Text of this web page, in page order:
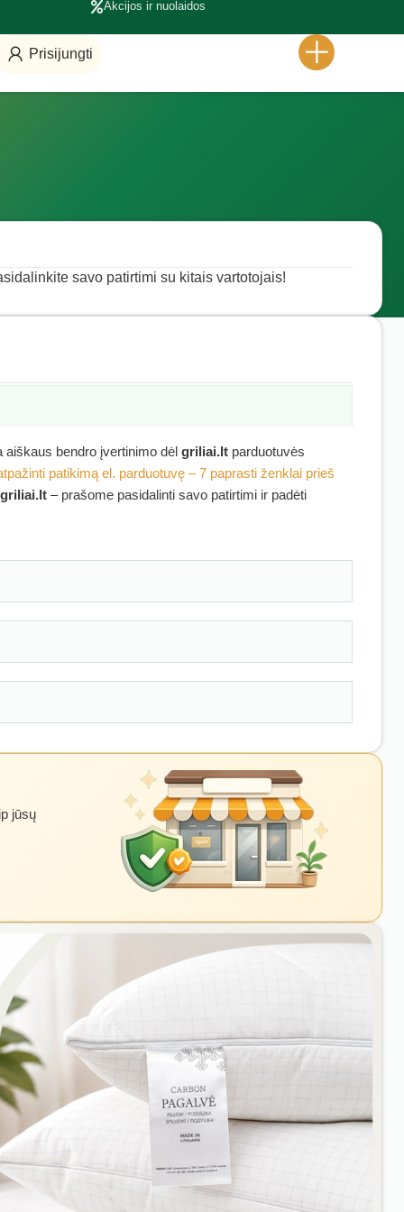
Akcijos ir nuolaidos
Prisijungti
savo patirtimi su kitais vartotojais!
aiškaus bendro įvertinimo dėl griliai.lt parduotuvės
patikimą el. parduotuvę – 7 paprasti ženklai prieš
griliai.lt – prašome pasidalinti savo patirtimi ir padėti
jūsų